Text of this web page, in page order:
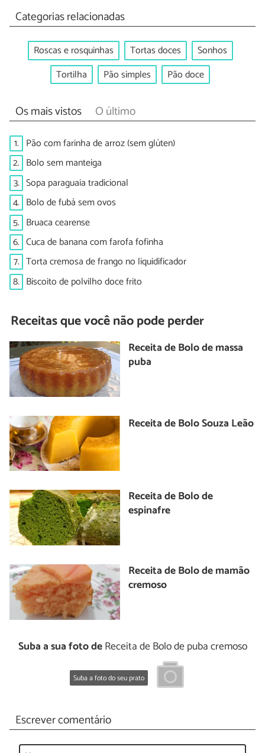
Categorias relacionadas
Roscas e rosquinhas Tortas doces
Sonhos
Tortilha
Pão simples Pão doce
Os mais vistos O último
1. Pão com farinha de arroz (sem glúten)
2. Bolo sem manteiga
3. Sopa paraguaia tradicional
4. Bolo de fubá sem ovos
5. Bruaca cearense
6. Cuca de banana com farofa fofinha
7. Torta cremosa de frango no liquidificador
8. Biscoito de polvilho doce frito
Receitas que você não pode perder
Receita de Bolo de massa
puba
Receita de Bolo Souza Leão
Receita de Bolo de
espinafre
Receita de Bolo de mamão
cremoso
Suba a sua foto deReceita de Bolo de puba cremoso
Suba a foto do seu prato
Escrever comentário